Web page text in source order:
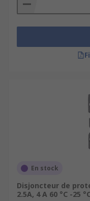
En stock
Disjoncteur de
2.5A, 4 A 60 °C -25